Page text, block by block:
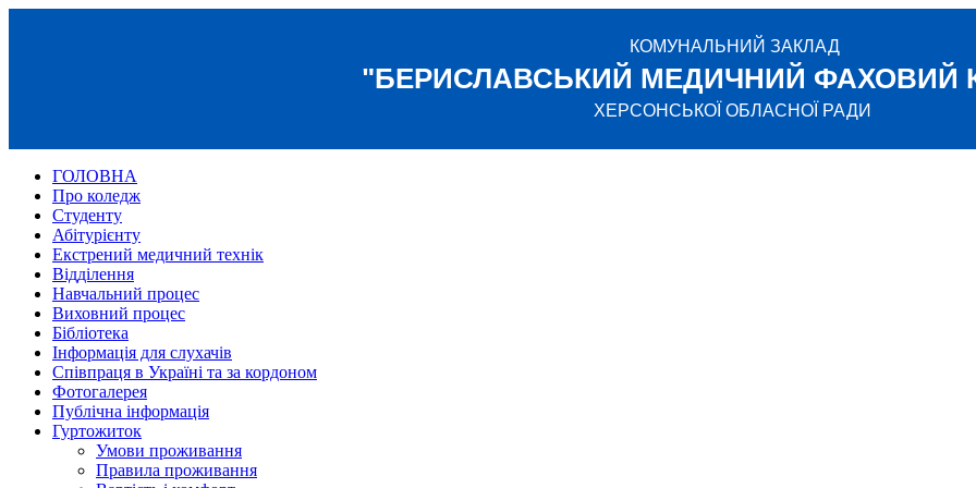
КОМУНАЛЬНИЙ ЗАКЛАД
"БЕРИСЛАВСЬКИЙ МЕДИЧНИЙ ФАХОВИЙ
ХЕРСОНСЬКОЇ ОБЛАСНОЇ РАДИ
ГОЛОВНА
Про коледж
Студенту
Абітурієнту
Екстрений медичний технік
Відділення
Навчальний процес
Виховний процес
Бібліотека
Інформація для слухачів
Співпраця в Україні та за кордоном
Фотогалерея
Публічна інформація
Гуртожиток
Умови проживання
Правила проживання